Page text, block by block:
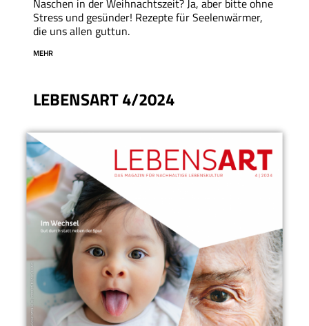
Naschen in der Weihnachtszeit? Ja, aber bitte ohne
Stress und gesünder! Rezepte für Seelenwärmer,
die uns allen guttun.
MEHR
LEBENSART 4/2024